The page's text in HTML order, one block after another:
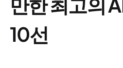
10선